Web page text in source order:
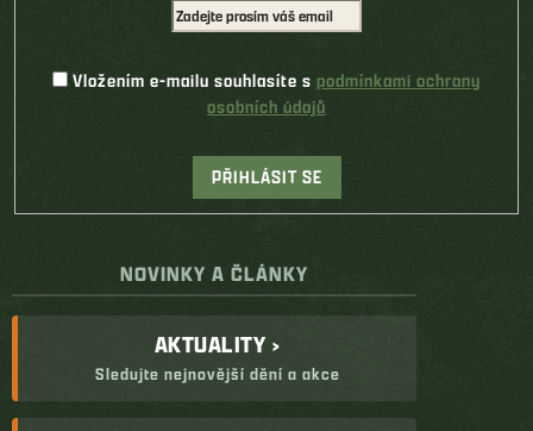
Vložením e-mailu souhlasíte s podmínkami ochrany
osobních údajů
PŘIHLÁSIT SE
NOVINKY A ČLÁNKY
AKTUALITY ›
Sledujte nejnovější dění a akce